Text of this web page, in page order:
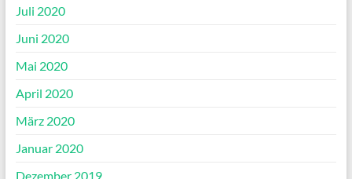
Juli 2020
Juni 2020
Mai 2020
April 2020
März 2020
Januar 2020
Dezember 2019